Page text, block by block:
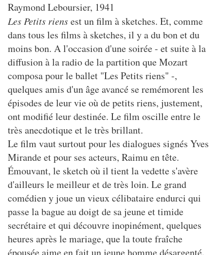
Raymond Leboursier, 1941
Les Petits riensest un film à sketches. Et, comme
dans tous les films à sketches, il y a du bon et du
moins bon. A l'occasion d'une soirée - et suite à la
diffusion à la radio de la partition que Mozart
composa pour le ballet "Les Petits riens" -,
quelques amis d'un âge avancé se remémorent les
épisodes de leur vie où de petits riens, justement,
ont modifié leur destinée. Le film oscille entre le
très anecdotique et le très brillant.
Le film vaut surtout pour les dialogues signés Yves
Mirande et pour ses acteurs, Raimu en tête.
Émouvant, le sketch où il tient la vedette s'avère
d'ailleurs le meilleur et de très loin. Le grand
comédien y joue un vieux célibataire endurci qui
passe la bague au doigt de sa jeune et timide
secrétaire et qui découvre inopinément, quelques
heures après le mariage, que la toute fraîche